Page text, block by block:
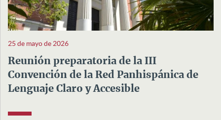
25 de mayo de 2026
Reunión preparatoria de la III
Convención de la Red Panhispánica de
Lenguaje Claro y Accesible